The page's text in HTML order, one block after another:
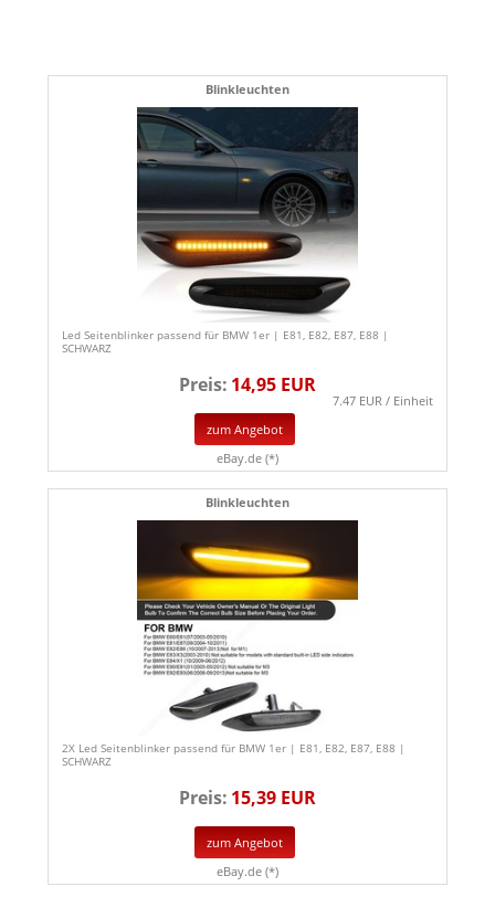
Blinkleuchten
Led Seitenblinker passend für BMW 1er | E81, E82, E87, E88 |
SCHWARZ
Preis: 14,95 EUR
7.47 EUR / Einheit
zum Angebot
eBay.de (*)
Blinkleuchten
2X Led Seitenblinker passend für BMW 1er | E81, E82, E87, E88 |
SCHWARZ
Preis: 15,39 EUR
zum Angebot
eBay.de (*)